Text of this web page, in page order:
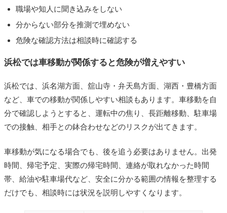
職場や知人に聞き込みをしない
分からない部分を推測で埋めない
危険な確認方法は相談時に確認する
浜松では車移動が関係すると危険が増えやすい
浜松では、浜名湖方面、舘山寺・弁天島方面、湖西・豊橋方面
など、車での移動が関係しやすい相談もあります。車移動を自
分で確認しようとすると、運転中の焦り、長距離移動、駐車場
での接触、相手との鉢合わせなどのリスクが出てきます。
車移動が気になる場合でも、後を追う必要はありません。出発
時間、帰宅予定、実際の帰宅時間、連絡が取れなかった時間
帯、給油や駐車場代など、安全に分かる範囲の情報を整理する
だけでも、相談時には状況を説明しやすくなります。